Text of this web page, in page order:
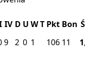
IV D U WT Pkt Bon
9 2 0 1 106 11